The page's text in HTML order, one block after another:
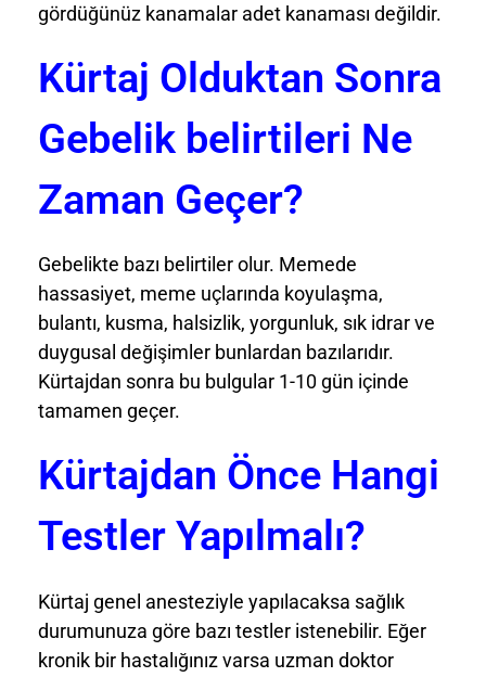
gördüğünüz kanamalar adet kanaması değildir.
Kürtaj Olduktan Sonra
Gebelik belirtileri Ne
Zaman Geçer?
Gebelikte bazı belirtiler olur. Memede
hassasiyet, meme uçlarında koyulaşma,
bulantı, kusma, halsizlik, yorgunluk, sık idrar ve
duygusal değişimler bunlardan bazılarıdır.
Kürtajdan sonra bu bulgular 1-10 gün içinde
tamamen geçer.
Kürtajdan Önce Hangi
Testler Yapılmalı?
Kürtaj genel anesteziyle yapılacaksa sağlık
durumunuza göre bazı testler istenebilir. Eğer
kronik bir hastalığınız varsa uzman doktor